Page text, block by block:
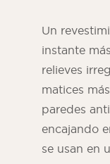
Un
instante
relieves
matices
paredes
encajando
se usan en